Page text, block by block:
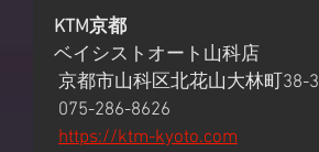
KTM京都
ベイシストオート山科店
京都市山科区北花山大林町38-3
075-286-8626
https://ktm-kyoto.com